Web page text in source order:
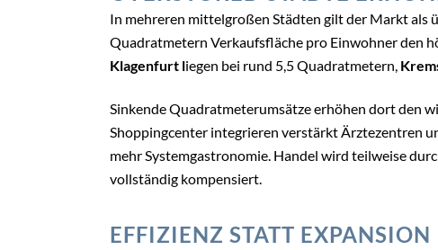
In mehreren mittelgroßen Städten gilt der Markt als
Quadratmetern Verkaufsfläche pro Einwohner den
Klagenfurt liegen bei rund 5,5 Quadratmetern,
Sinkende Quadratmeterumsätze erhöhen dort den
Shoppingcenter integrieren verstärkt Ärztezentren
mehr Systemgastronomie. Handel wird teilweise
vollständig kompensiert.
EFFIZIENZ STATT EXPANSION